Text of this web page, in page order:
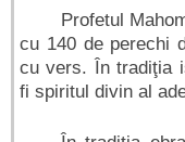
Profetul
cu 140 de perechi
cu vers. În tradiţia
fi spiritul divin al